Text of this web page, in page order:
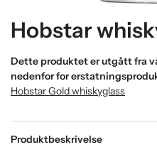
Hobstar
Dette produktet er utgått fra
nedenfor for
Hobstar Gold whiskyglass
Produktbeskrivelse